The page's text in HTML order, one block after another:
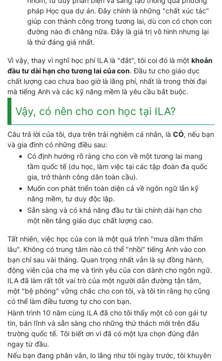
pháp Học qua dự án. Đây chính là những "chất xúc tác"
giúp con thành công trong tương lai, dù con có chọn con
đường nào đi chăng nữa. Đây là giá trị vô hình nhưng lại
là thứ đáng giá nhất.
Vì vậy, thay vì nghĩ học phí ILA là "đắt", tôi coi đó là một khoản
đầu tư dài hạn cho tương lai của con. Đầu tư cho giáo dục
chất lượng cao chưa bao giờ là lãng phí, nhất là trong thời đại
mà tiếng Anh và các kỹ năng mềm là yêu cầu bắt buộc.
Vậy, có nên cho con học tại ILA?
Câu trả lời của tôi, dựa trên trải nghiệm cá nhân, là CÓ, nếu bạn
và gia đình có những điều sau:
Có định hướng rõ ràng cho con về một tương lai mang
tầm quốc tế (du học, làm việc tại các tập đoàn đa quốc
gia, trở thành công dân toàn cầu).
Muốn con phát triển toàn diện cả về ngôn ngữ lẫn kỹ
năng mềm, tư duy độc lập.
Sẵn sàng và có khả năng đầu tư tài chính dài hạn cho
một nền tảng giáo dục chất lượng cao.
Tất nhiên, việc học của con là một quá trình "mưa dầm thấm
lâu". Không có trung tâm nào có thể "nhồi" tiếng Anh vào con
bạn chỉ sau vài tháng. Quan trọng nhất vẫn là sự đồng hành,
động viên của cha mẹ và tình yêu của con dành cho ngôn ngữ.
ILA đã làm rất tốt vai trò của một người dẫn đường tận tâm,
một "bệ phóng" vững chắc cho con tôi, và tôi tin rằng họ cũng
có thể làm điều tương tự cho con bạn.
Hành trình 10 năm cùng ILA đã cho tôi thấy một cô con gái tự
tin, bản lĩnh và sẵn sàng cho những thử thách mới trên đấu
trường quốc tế. Tôi biết ơn vì đã có một lựa chọn đúng đắn
ngay từ đầu.
Nếu bạn đang phân vân, lo lắng như tôi ngày trước, tôi khuyên